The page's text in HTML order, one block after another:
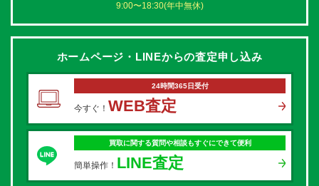
9:00〜18:30(年中無休)
ホームページ・LINEからの査定申し込み
24時間365日受付
今すぐ！ WEB査定
買取に関する質問や相談もすぐにできて便利
簡単操作！ LINE査定